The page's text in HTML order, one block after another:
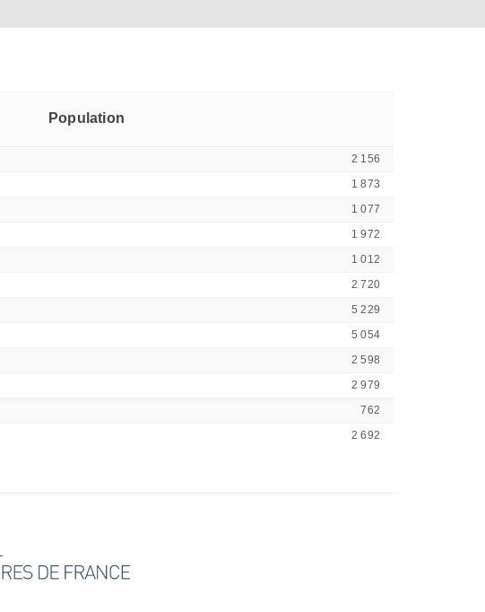
Population
2 156
1 873
1 077
1 972
1 012
2 720
5 229
5 054
2 598
2 979
762
2 692